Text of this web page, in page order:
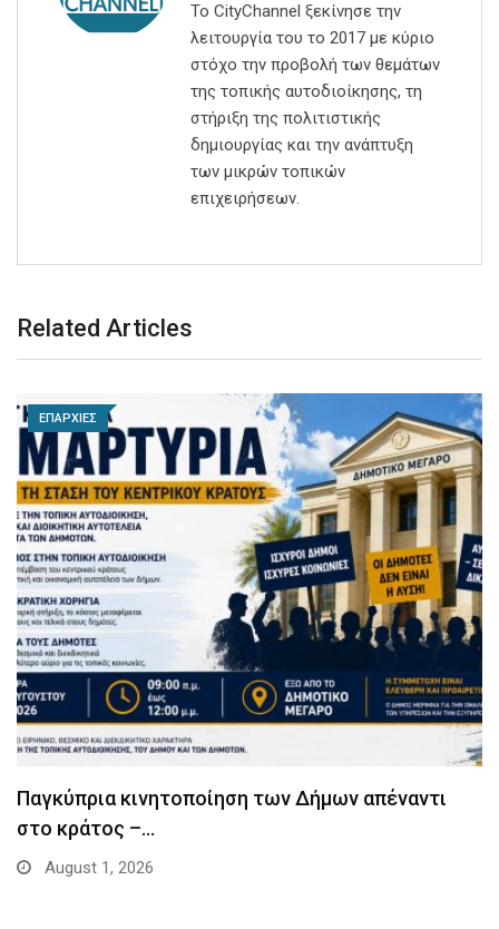
Το CityChannel ξεκίνησε την
λειτουργία του το 2017 με κύριο
στόχο την προβολή των θεμάτων
της τοπικής αυτοδιοίκησης, τη
στήριξη της πολιτιστικής
δημιουργίας και την ανάπτυξη
των μικρών τοπικών
επιχειρήσεων.
Related Articles
ΕΠΑΡΧΙΕΣ
Παγκύπρια κινητοποίηση των Δήμων απέναντι
στο κράτος –…
August 1, 2026